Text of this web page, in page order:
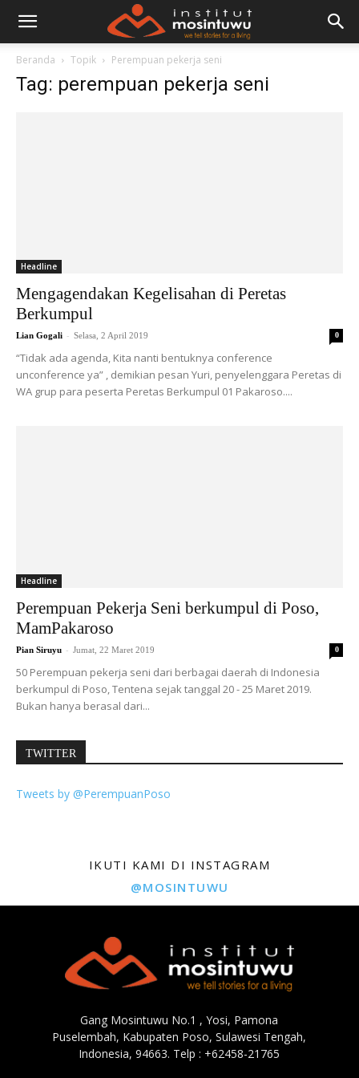
Beranda Topik Perempuan pekerja seni
Tag: perempuan pekerja seni
Headline
Mengagendakan Kegelisahan di Peretas
Berkumpul
Lian Gogali - Selasa, 2 April 2019 0
“Tidak ada agenda, Kita nanti bentuknya conference
unconference ya” , demikian pesan Yuri, penyelenggara Peretas di
WA grup para peserta Peretas Berkumpul 01 Pakaroso....
Headline
Perempuan Pekerja Seni berkumpul di Poso,
MamPakaroso
Pian Siruyu - Jumat, 22 Maret 2019 0
50 Perempuan pekerja seni dari berbagai daerah di Indonesia
berkumpul di Poso, Tentena sejak tanggal 20 - 25 Maret 2019.
Bukan hanya berasal dari...
TWITTER
Tweets by @PerempuanPoso
IKUTI KAMI DI INSTAGRAM
@MOSINTUWU
Gang Mosintuwu No.1 , Yosi, Pamona
Puselembah, Kabupaten Poso, Sulawesi Tengah,
Indonesia, 94663. Telp : +62458-21765